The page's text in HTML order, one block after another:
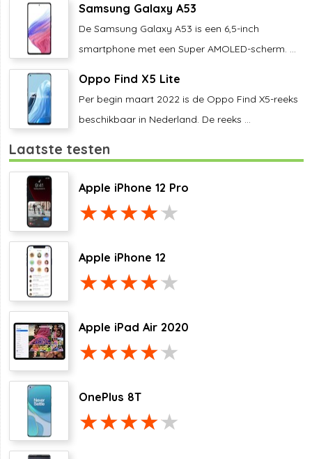
Samsung Galaxy A53
De Samsung Galaxy A53 is een 6,5-inch
smartphone met een Super AMOLED-scherm. ...
Oppo Find X5 Lite
Per begin maart 2022 is de Oppo Find X5-reeks
beschikbaar in Nederland. De reeks ...
Laatste testen
Apple iPhone 12 Pro
Apple iPhone 12
Apple iPad Air 2020
OnePlus 8T